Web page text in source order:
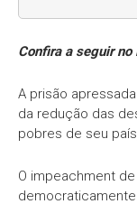
Confira a seguir
A prisão
da redução das
pobres de seu
O impeachment